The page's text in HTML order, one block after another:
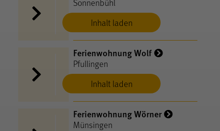
Inhalt laden
Inhalt laden
Ferienwohnung Wolf
Pfullingen
Ferienwohnung Wörner
Münsingen